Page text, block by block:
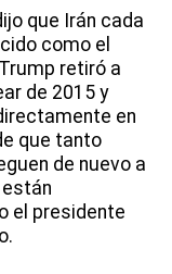
que Irán cada
como el
retiró a
de 2015 y
en
que tanto
de nuevo a
están
el presidente